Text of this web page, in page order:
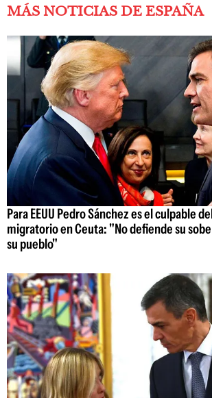
MÁS NOTICIAS DE ESPAÑA
Para EEUU Pedro Sánchez es el culpable
migratorio en Ceuta: "No defiende su
su pueblo"